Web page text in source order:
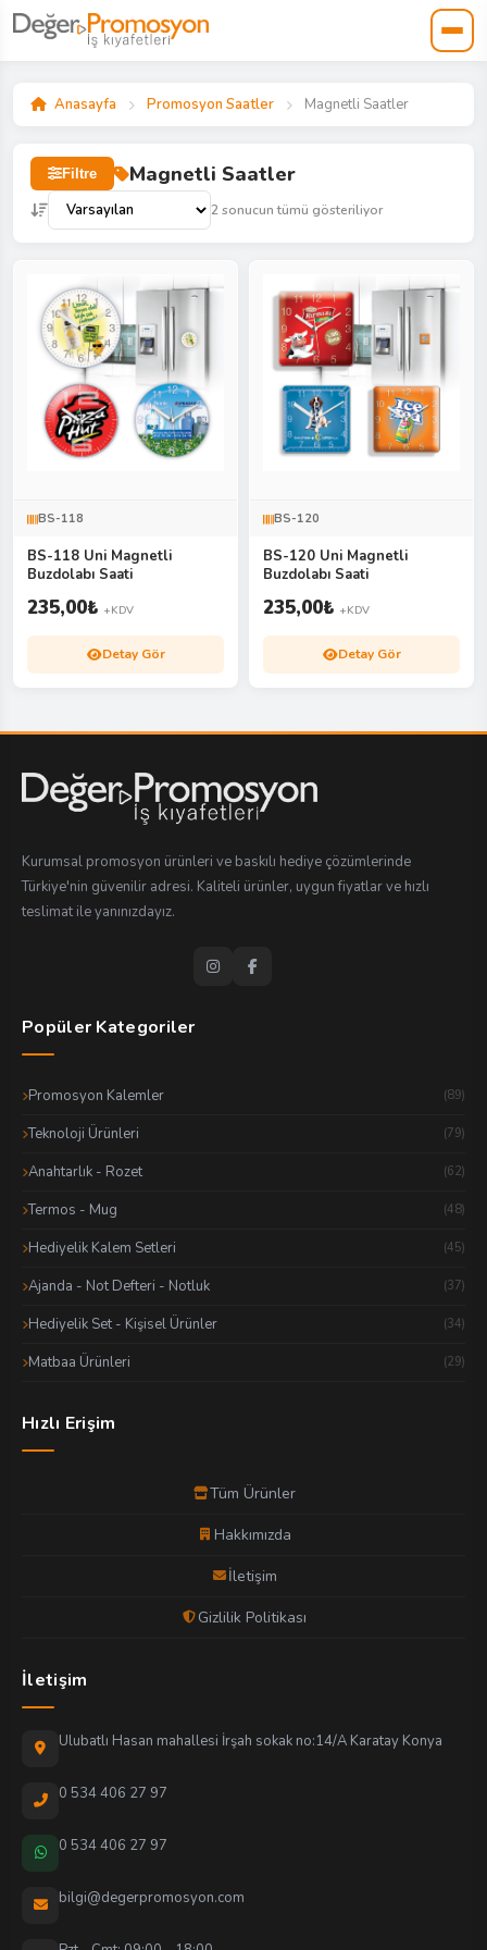
Anasayfa Promosyon Saatler Magnetli Saatler
Filtre Magnetli Saatler
2 sonucun tümü gösteriliyor
BS-118
BS-118 Uni Magnetli
Buzdolabı Saati
235,00₺ +KDV
Detay Gör
BS-120
BS-120 Uni Magnetli
Buzdolabı Saati
235,00₺ +KDV
Detay Gör
Kurumsal promosyon ürünleri ve baskılı hediye çözümlerinde
Türkiye'nin güvenilir adresi. Kaliteli ürünler, uygun fiyatlar ve hızlı
teslimat ile yanınızdayız.
Popüler Kategoriler
Promosyon Kalemler (89)
Teknoloji Ürünleri (79)
Anahtarlık - Rozet (62)
Termos - Mug (48)
Hediyelik Kalem Setleri (45)
Ajanda - Not Defteri - Notluk (37)
Hediyelik Set - Kişisel Ürünler (34)
Matbaa Ürünleri (29)
Hızlı Erişim
Tüm Ürünler
Hakkımızda
İletişim
Gizlilik Politikası
İletişim
Ulubatlı Hasan mahallesi İrşah sokak no:14/A Karatay Konya
0 534 406 27 97
0 534 406 27 97
bilgi@degerpromosyon.com